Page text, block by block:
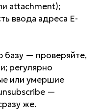
attachment);
ввода адреса E-
базу — проверяйте,
регулярно
или умершие
—
же.